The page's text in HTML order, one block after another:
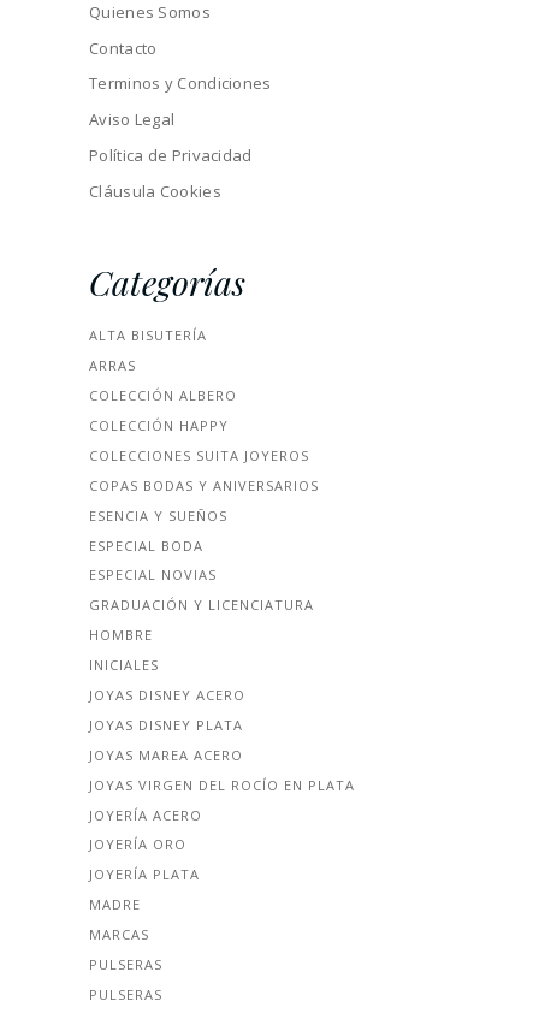
Quienes Somos
Contacto
Terminos y Condiciones
Aviso Legal
Política de Privacidad
Cláusula Cookies
Categorías
ALTA BISUTERÍA
ARRAS
COLECCIÓN ALBERO
COLECCIÓN HAPPY
COLECCIONES SUITA JOYEROS
COPAS BODAS Y ANIVERSARIOS
ESENCIA Y SUEÑOS
ESPECIAL BODA
ESPECIAL NOVIAS
GRADUACIÓN Y LICENCIATURA
HOMBRE
INICIALES
JOYAS DISNEY ACERO
JOYAS DISNEY PLATA
JOYAS MAREA ACERO
JOYAS VIRGEN DEL ROCÍO EN PLATA
JOYERÍA ACERO
JOYERÍA ORO
JOYERÍA PLATA
MADRE
MARCAS
PULSERAS
PULSERAS